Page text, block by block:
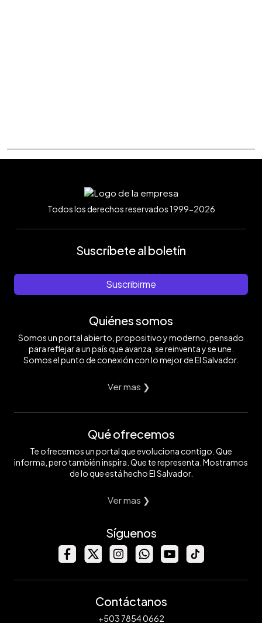
Todos los derechos reservados 1999-2026
Suscríbete al boletín
Suscribirme
Quiénes somos
Somos un portal abierto, propositivo y moderno, pensado
para reflejar a un país que avanza, se reinventa y se une.
Somos el punto de conexión con lo mejor de El Salvador.
Ver mas ❯
Qué ofrecemos
Te ofrecemos un portal que evoluciona contigo. Que
informa, pero también inspira. Que te representa. Mostramos
de lo que está hecho El Salvador.
Ver mas ❯
Síguenos
Contáctanos
+503 7854 0662